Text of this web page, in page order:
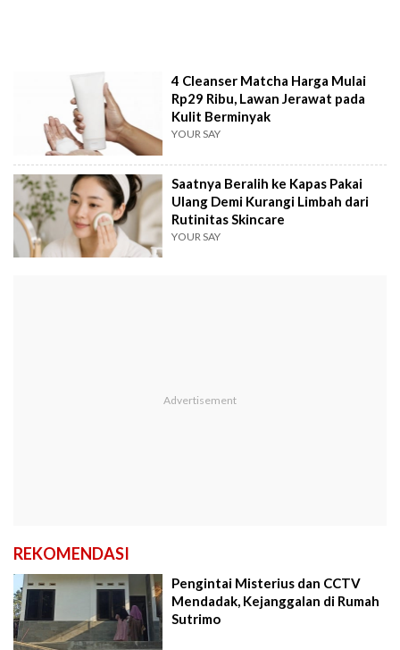
4 Cleanser Matcha Harga Mulai
Rp29 Ribu, Lawan Jerawat pada
Kulit Berminyak
YOUR SAY
Saatnya Beralih ke Kapas Pakai
Ulang Demi Kurangi Limbah dari
Rutinitas Skincare
YOUR SAY
REKOMENDASI
Pengintai Misterius dan CCTV
Mendadak, Kejanggalan di Rumah
Sutrimo